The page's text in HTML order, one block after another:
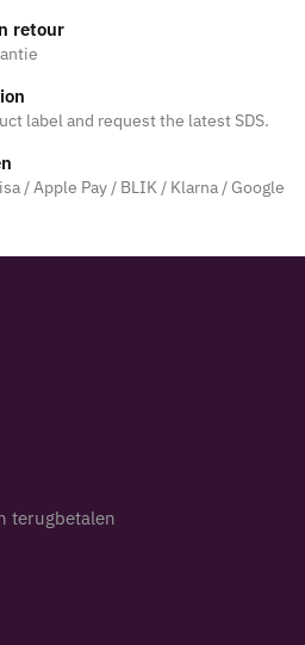
retour
label and request the latest SDS.
/ Apple Pay / BLIK / Klarna / Google
terugbetalen